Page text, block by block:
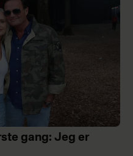
gang: Jeg er